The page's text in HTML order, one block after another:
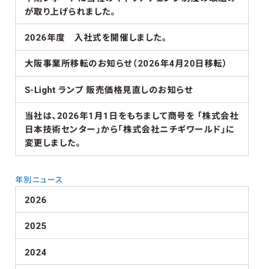
が取り上げられました。
2026年度 入社式を開催しました。
大阪事業所移転のお知らせ（2026年4月20日移転）
S-Light ランプ 販売価格見直しのお知らせ
当社は、2026年1月1日をもちまして商号を 「株式会社
日本技術センター」から「株式会社ニチギワールド」に
変更しました。
年別ニュース
2026
2025
2024